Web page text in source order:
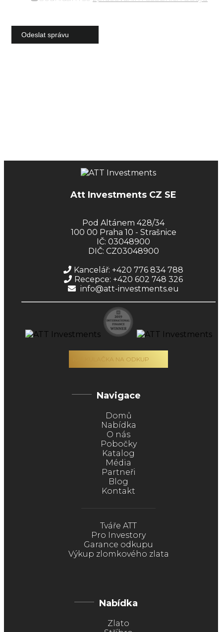
Att Investments CZ SE
Pod Altánem 428/34
100 00 Praha 10 - Strašnice
IČ: 03048900
DIČ: CZ03048900
Kancelář: +420 776 834 788
Recepce: +420 602 748 326
info@att-investments.eu
KALKULAČKA NA ODKUP
Navigace
Domů
Nabídka
O nás
Pobočky
Katalog
Média
Partneři
Blog
Kontakt
Tváře ATT
Pro Investory
Garance odkupu
Výkup zlomkového zlata
Nabídka
Zlato